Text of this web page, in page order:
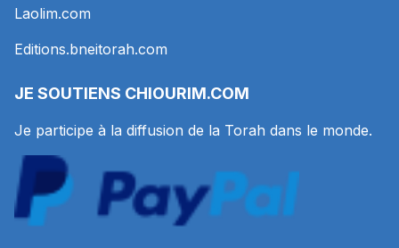
Laolim.com
Editions.bneitorah.com
JE SOUTIENS CHIOURIM.COM
Je participe à la diffusion de la Torah dans le monde.